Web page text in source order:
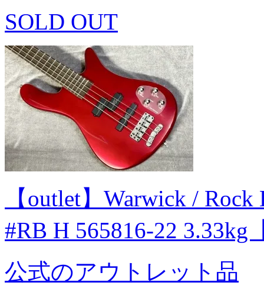
SOLD OUT
【outlet】Warwick /
#RB H 565816-22 3.33kg
公式のアウトレット品